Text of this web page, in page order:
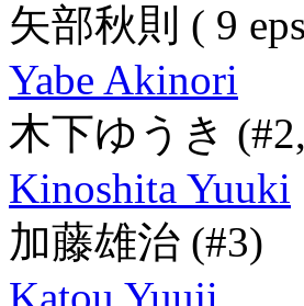
矢部秋則 ( 9
Yabe Akinori
木下ゆうき
Kinoshita Yuuki
加藤雄治 (#3)